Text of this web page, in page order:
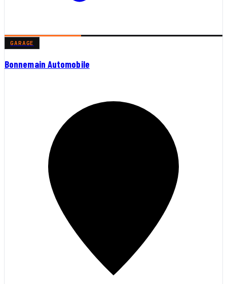
GARAGE
Bonnemain Automobile